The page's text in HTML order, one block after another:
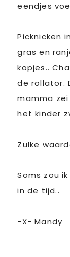
eendjes
Picknicken
gras en
kopjes..
de rollator.
mamma
het kinder
Zulke
Soms zou
in de tijd..
-X- Mandy